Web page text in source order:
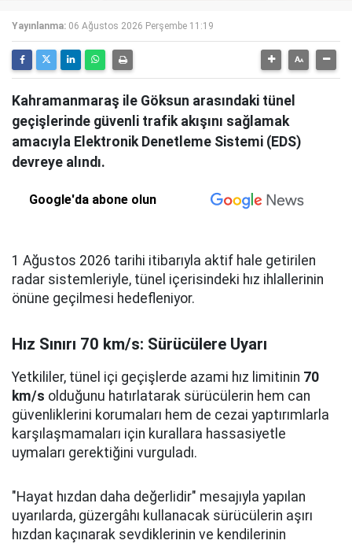
Yayınlanma: 06 Ağustos 2026 Perşembe 11:19
Kahramanmaraş ile Göksun arasındaki tünel
geçişlerinde güvenli trafik akışını sağlamak
amacıyla Elektronik Denetleme Sistemi (EDS)
devreye alındı.
Google'da abone olun
1 Ağustos 2026 tarihi itibarıyla aktif hale getirilen
radar sistemleriyle, tünel içerisindeki hız ihlallerinin
önüne geçilmesi hedefleniyor.
Hız Sınırı 70 km/s: Sürücülere Uyarı
Yetkililer, tünel içi geçişlerde azami hız limitinin 70
km/s olduğunu hatırlatarak sürücülerin hem can
güvenliklerini korumaları hem de cezai yaptırımlarla
karşılaşmamaları için kurallara hassasiyetle
uymaları gerektiğini vurguladı.
"Hayat hızdan daha değerlidir" mesajıyla yapılan
uyarılarda, güzergâhı kullanacak sürücülerin aşırı
hızdan kaçınarak sevdiklerinin ve kendilerinin